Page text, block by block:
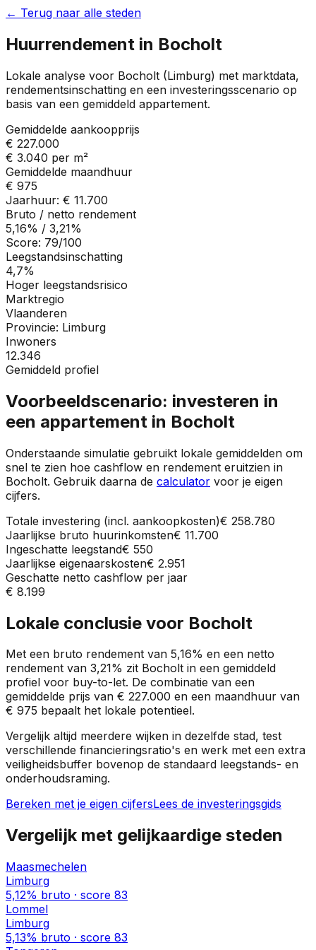
← Terug naar alle steden
Huurrendement in Bocholt
Lokale analyse voor Bocholt (Limburg) met marktdata,
rendementsinschatting en een investeringsscenario op
basis van een gemiddeld appartement.
Gemiddelde aankoopprijs
€ 227.000
€ 3.040 per m²
Gemiddelde maandhuur
€ 975
Jaarhuur: € 11.700
Bruto / netto rendement
5,16% / 3,21%
Score: 79/100
Leegstandsinschatting
4,7%
Hoger leegstandsrisico
Marktregio
Vlaanderen
Provincie: Limburg
Inwoners
12.346
Gemiddeld profiel
Voorbeeldscenario: investeren in
een appartement in Bocholt
Onderstaande simulatie gebruikt lokale gemiddelden om
snel te zien hoe cashflow en rendement eruitzien in
Bocholt. Gebruik daarna de calculator voor je eigen
cijfers.
Totale investering (incl. aankoopkosten)€ 258.780
Jaarlijkse bruto huurinkomsten€ 11.700
Ingeschatte leegstand€ 550
Jaarlijkse eigenaarskosten€ 2.951
Geschatte netto cashflow per jaar
€ 8.199
Lokale conclusie voor Bocholt
Met een bruto rendement van 5,16% en een netto
rendement van 3,21% zit Bocholt in een gemiddeld
profiel voor buy-to-let. De combinatie van een
gemiddelde prijs van € 227.000 en een maandhuur van
€ 975 bepaalt het lokale potentieel.
Vergelijk altijd meerdere wijken in dezelfde stad, test
verschillende financieringsratio's en werk met een extra
veiligheidsbuffer bovenop de standaard leegstands- en
onderhoudsraming.
Bereken met je eigen cijfersLees de investeringsgids
Vergelijk met gelijkaardige steden
Maasmechelen
Limburg
5,12% bruto · score 83
Lommel
Limburg
5,13% bruto · score 83